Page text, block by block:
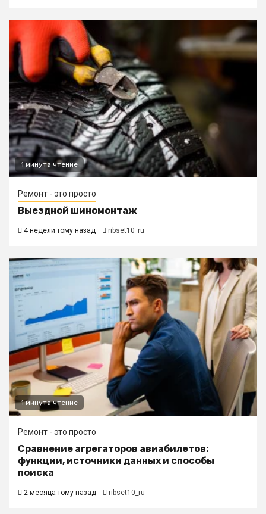
1 минута чтение
Ремонт - это просто
Выездной шиномонтаж
4 недели тому назад ribset10_ru
1 минута чтение
Ремонт - это просто
Сравнение агрегаторов авиабилетов:
функции, источники данных и способы
поиска
2 месяца тому назад ribset10_ru